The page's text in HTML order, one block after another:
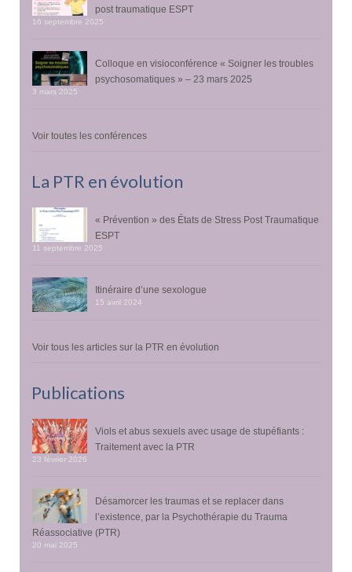
post traumatique ESPT
16 septembre 2025
Colloque en visioconférence « Soigner les troubles
psychosomatiques » – 23 mars 2025
3 mars 2025
Voir toutes les conférences
La PTR en évolution
« Prévention » des États de Stress Post Traumatique
ESPT
11 septembre 2025
Itinéraire d’une sexologue
15 avril 2024
Voir tous les articles sur la PTR en évolution
Publications
Viols et abus sexuels avec usage de stupéfiants :
Traitement avec la PTR
23 février 2026
Désamorcer les traumas et se replacer dans
l’existence, par la Psychothérapie du Trauma
Réassociative (PTR)
20 mai 2025